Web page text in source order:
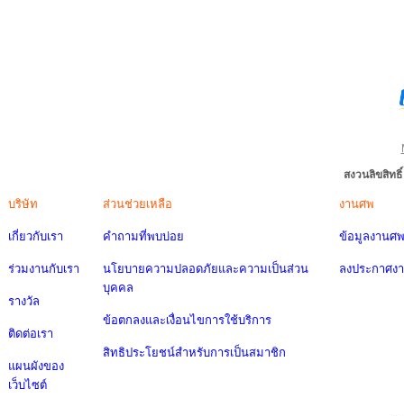
สงวนลิขสิท
บริษัท
เกี่ยวกับเรา
ร่วมงานกับเรา
รางวัล
ติดต่อเรา
แผนผังของ
เว็บไซต์
ส่วนช่วยเหลือ
คำถามที่พบบ่อย
นโยบายความปลอดภัยและความเป็นส่วน
บุคคล
ข้อตกลงและเงื่อนไขการใช้บริการ
สิทธิประโยชน์สำหรับการเป็นสมาชิก
งานศพ
ข้อมูลงานศพ
ลงประกาศง